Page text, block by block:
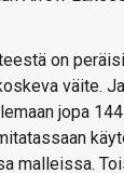
on
väite.
jopa
malleissa.